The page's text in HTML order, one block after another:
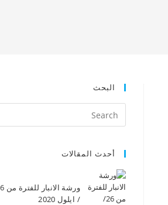
البحث
أحدث المقالات
/ ايلول 2020